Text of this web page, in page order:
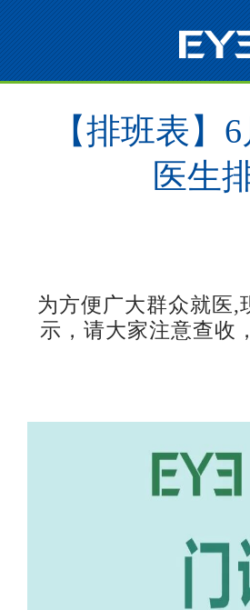
【排班表】
医生
为方便广大群众就医,
示，请大家注意查收